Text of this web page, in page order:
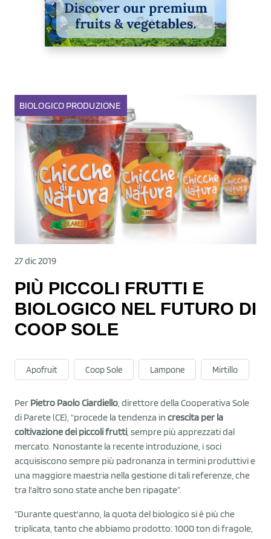
BIOLOGICO PRODUZIONE
27 dic 2019
PIÙ PICCOLI FRUTTI E
BIOLOGICO NEL FUTURO DI
COOP SOLE
Apofruit Coop Sole Lampone Mirtillo
Per Pietro Paolo Ciardiello , direttore della Cooperativa Sole
di Parete (CE), “procede la tendenza in crescita per la
coltivazione dei piccoli frutti , sempre più apprezzati dal
mercato. Nonostante la recente introduzione, i soci
acquisiscono sempre più padronanza in termini produttivi e
una maggiore maestria nella gestione di tali referenze, che
tra l'altro sono state anche ben ripagate”.
“Durante quest'anno, la quota del biologico si è più che
triplicata, tanto che abbiamo prodotto: 1000 ton di fragole,